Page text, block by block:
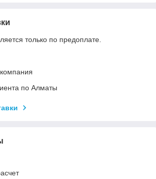
только по предоплате.
по Алматы